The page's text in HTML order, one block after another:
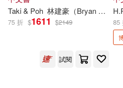
富野由悠季(5) 李
森ほたる(5) 樂海(5)
中國醫藥科技出版社(19)
武漢大學出版社(19)
獄大逃殺》、《暮光森林首部
曲之邪惡巨蛇》、《暮光森林
之不幸城堡的魔法師》、《地
Taki & Poh 林建豪（Bryan Lin）
75 折 $1611 $2149
試閱
85